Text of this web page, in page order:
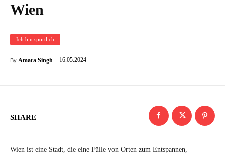
Wien
Ich bin sportlich
By Amara Singh 16.05.2024
SHARE
Wien ist eine Stadt, die eine Fülle von Orten zum Entspannen,